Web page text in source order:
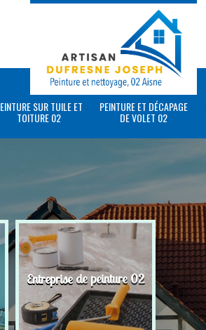
SUR TUILE ET
TOITURE 02
PEINTURE ET DÉCAPAGE
DE VOLET 02
Entreprise de peinture 02